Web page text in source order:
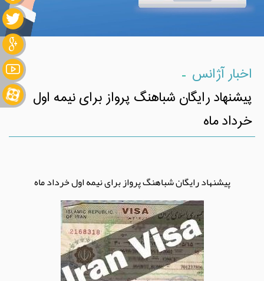
اخبار آژانس -
پیشنهاد رایگان شباهنگ پرواز برای نیمه اول
خرداد ماه
پیشنهاد رایگان شباهنگ پرواز برای نیمه اول خرداد ماه